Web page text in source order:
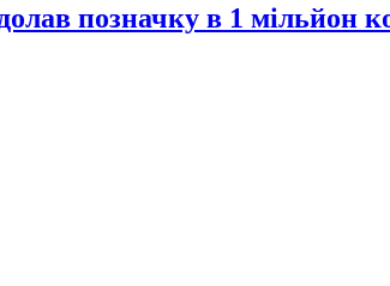
позначку в 1 мільйон